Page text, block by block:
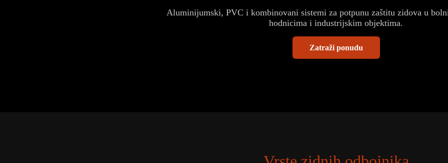
Aluminijumski, PVC i kombinovani sistemi za potpunu zaštitu zidova u
hodnicima i industrijskim objektima.
Zatraži ponudu